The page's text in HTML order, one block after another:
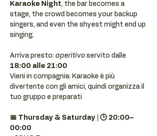
Karaoke Night, the bar becomes a
stage, the crowd becomes your backup
singers, and even the shyest might end up
singing.
Arriva presto: aperitivo servito dalle
18:00 alle 21:00
Vieni in compagnia: Karaoke è più
divertente con gli amici, quindi organizza il
tuo gruppo e preparati
📅 Thursday & Saturday | 🕒 20:00–
00:00